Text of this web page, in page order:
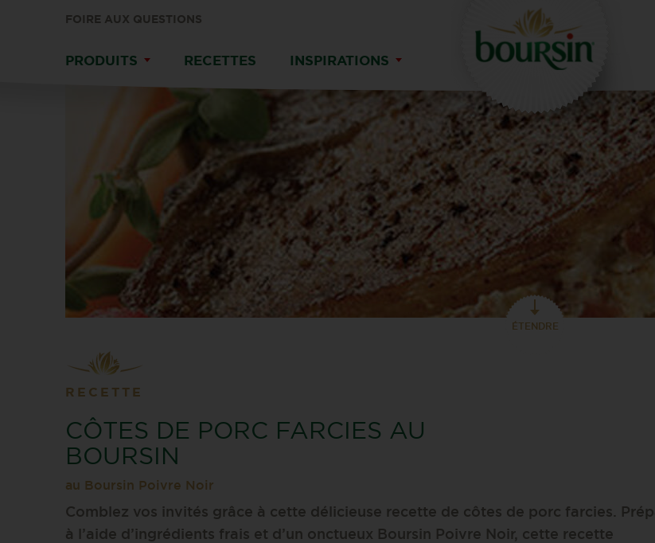
FOIRE AUX QUESTIONS
PRODUITS RECETTES INSPIRATIONS
ÉTENDRE
RECETTE
CÔTES DE PORC FARCIES AU
BOURSIN
au Boursin Poivre Noir
Comblez vos invités grâce à cette délicieuse recette de côtes de porc farcies.
à l’aide d’ingrédients frais et d’un onctueux Boursin Poivre Noir, cette recette